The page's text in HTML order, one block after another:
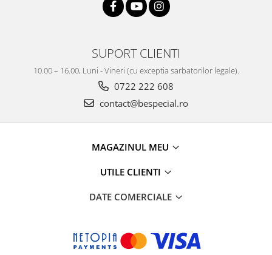
SUPORT CLIENTI
10.00 – 16.00, Luni - Vineri (cu exceptia sarbatorilor legale).
0722 222 608
contact@bespecial.ro
MAGAZINUL MEU
UTILE CLIENTI
DATE COMERCIALE